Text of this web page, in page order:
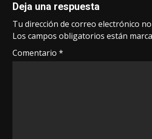
Deja una respuesta
Tu dirección de correo electrónico
Los campos obligatorios están
Comentario *